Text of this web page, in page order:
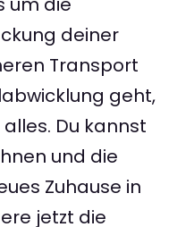
deiner
Transport
geht,
Du kannst
und die
Zuhause in
jetzt die